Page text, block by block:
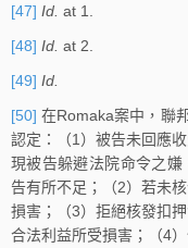
[47] Id. at 1.
[48] Id. at 2.
[49] Id.
[50] 在Romaka案中，聯
認定：（1）被告未回應
現被告躲避法院命令之
告有所不足；（2）若未
損害；（3）拒絕核發扣
合法利益所受損害；（4